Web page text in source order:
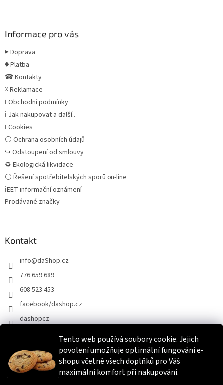
Tento web používá soubory cookie. Jejich
povolení umožňuje optimální fungování e-
shopu včetně všech doplňků pro Váš
maximální komfort při nakupování.
Informace pro vás
▶ Doprava
♦ Platba
☎ Kontakty
☓ Reklamace
ℹ Obchodní podmínky
ℹ Jak nakupovat a další..
ℹ Cookies
⚪ Ochrana osobních údajů
↪ Odstoupení od smlouvy
♻ Ekologická likvidace
⚪ Řešení spotřebitelských sporů on-line
ℹEET informační oznámení
Prodávané značky
Kontakt
info@daShop.cz
776 659 689
608 523 453
facebook/dashop.cz
dashopcz
Heureka.cz Zboží.cz Srovnáme.cz